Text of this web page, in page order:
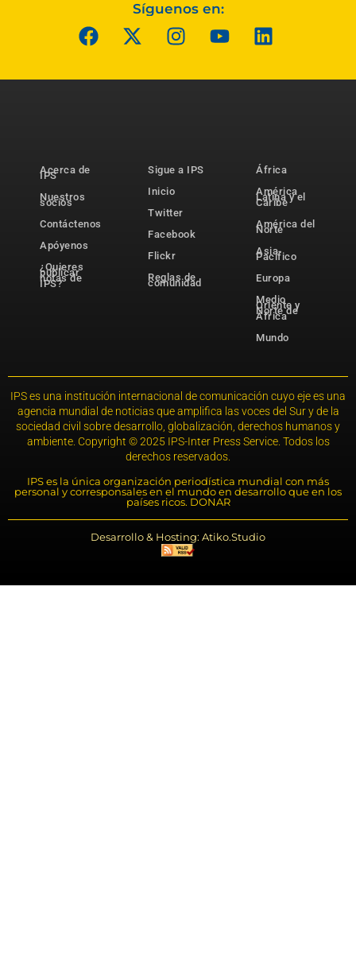
Síguenos en:
Acerca de
IPS
Nuestros
socios
Contáctenos
Apóyenos
¿Quieres
publicar
notas de
IPS?
Sigue a IPS
Inicio
Twitter
Facebook
Flickr
Reglas de
comunidad
África
América
Latina y el
Caribe
América del
Norte
Asia-
Pacífico
Europa
Medio
Oriente y
Norte de
África
Mundo
IPS es una institución internacional de comunicación cuyo eje es una
agencia mundial de noticias que amplifica las voces del Sur y de la
sociedad civil sobre desarrollo, globalización, derechos humanos y
ambiente. Copyright © 2025 IPS-Inter Press Service. Todos los
derechos reservados.
IPS es la única organización periodística mundial con más
personal y corresponsales en el mundo en desarrollo que en los
países ricos. DONAR
Desarrollo & Hosting: Atiko.Studio